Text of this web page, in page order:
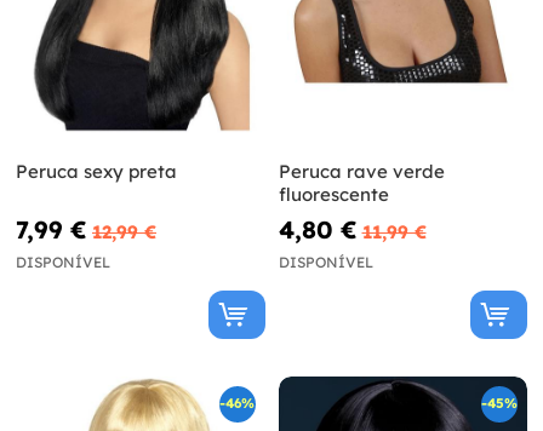
Peruca sexy preta
7,99 € 12,99 €
DISPONÍVEL
Peruca rave verde
fluorescente
4,80 € 11,99 €
DISPONÍVEL
-46% -45%